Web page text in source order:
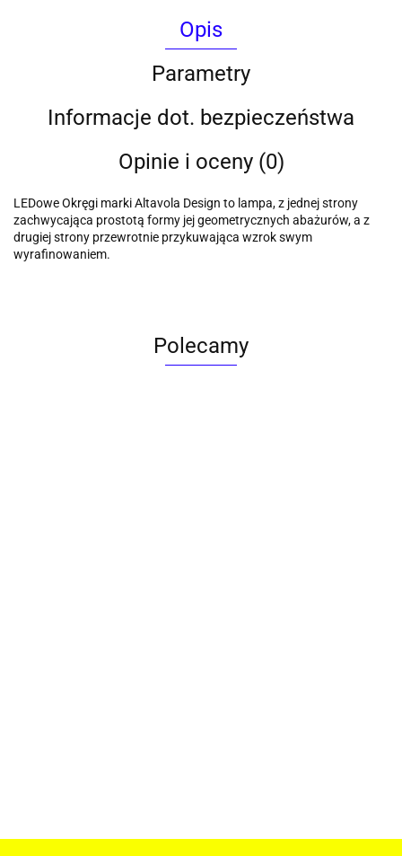
Opis
Parametry
Informacje dot. bezpieczeństwa
Opinie i oceny (0)
LEDowe Okręgi marki Altavola Design to lampa, z jednej strony
zachwycająca prostotą formy jej geometrycznych abażurów, a z
drugiej strony przewrotnie przykuwająca wzrok swym
wyrafinowaniem.
Polecamy